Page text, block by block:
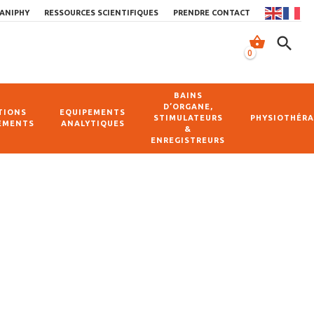
0
shopping_basket search
RESSOURCES SCIENTIFIQUES PRENDRE CONTACT
EQUIPEMENTS
ANALYTIQUES
BAINS
D’ORGANE,
STIMULATEURS
&
ENREGISTREURS